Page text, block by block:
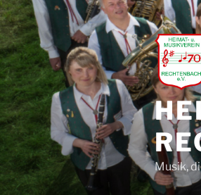
Zum
Inhalt
springen
Musik,